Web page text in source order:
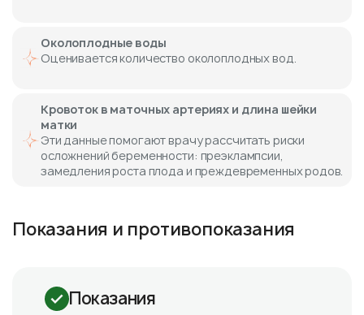
Околоплодные воды
Оценивается количество околоплодных вод.
Кровоток в маточных артериях и длина шейки
матки
Эти данные помогают врачу рассчитать риски
осложнений беременности: преэклампсии,
замедления роста плода и преждевременных родов.
Показания и противопоказания
Показания